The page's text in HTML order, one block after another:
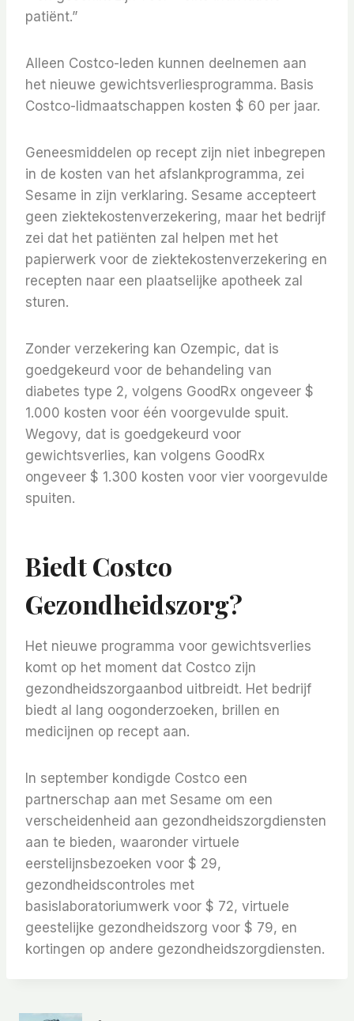
patiënt.”
Alleen Costco-leden kunnen deelnemen aan
het nieuwe gewichtsverliesprogramma. Basis
Costco-lidmaatschappen kosten $ 60 per jaar.
Geneesmiddelen op recept zijn niet inbegrepen
in de kosten van het afslankprogramma, zei
Sesame in zijn verklaring. Sesame accepteert
geen ziektekostenverzekering, maar het bedrijf
zei dat het patiënten zal helpen met het
papierwerk voor de ziektekostenverzekering en
recepten naar een plaatselijke apotheek zal
sturen.
Zonder verzekering kan Ozempic, dat is
goedgekeurd voor de behandeling van
diabetes type 2, volgens GoodRx ongeveer $
1.000 kosten voor één voorgevulde spuit.
Wegovy, dat is goedgekeurd voor
gewichtsverlies, kan volgens GoodRx
ongeveer $ 1.300 kosten voor vier voorgevulde
spuiten.
Biedt Costco
Gezondheidszorg?
Het nieuwe programma voor gewichtsverlies
komt op het moment dat Costco zijn
gezondheidszorgaanbod uitbreidt. Het bedrijf
biedt al lang oogonderzoeken, brillen en
medicijnen op recept aan.
In september kondigde Costco een
partnerschap aan met Sesame om een ​​
verscheidenheid aan gezondheidszorgdiensten
aan te bieden, waaronder virtuele
eerstelijnsbezoeken voor $ 29,
gezondheidscontroles met
basislaboratoriumwerk voor $ 72, virtuele
geestelijke gezondheidszorg voor $ 79, en
kortingen op andere gezondheidszorgdiensten.